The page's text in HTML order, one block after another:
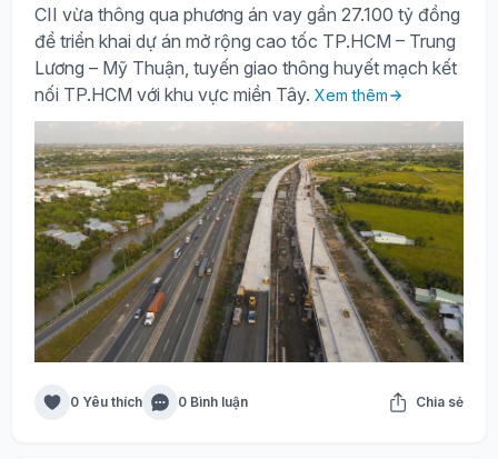
CII vừa thông qua phương án vay gần 27.100 tỷ đồng
để triển khai dự án mở rộng cao tốc TP.HCM – Trung
Lương – Mỹ Thuận, tuyến giao thông huyết mạch kết
nối TP.HCM với khu vực miền Tây. Xem thêm
0 Yêu thích 0 Bình luận Chia sẻ